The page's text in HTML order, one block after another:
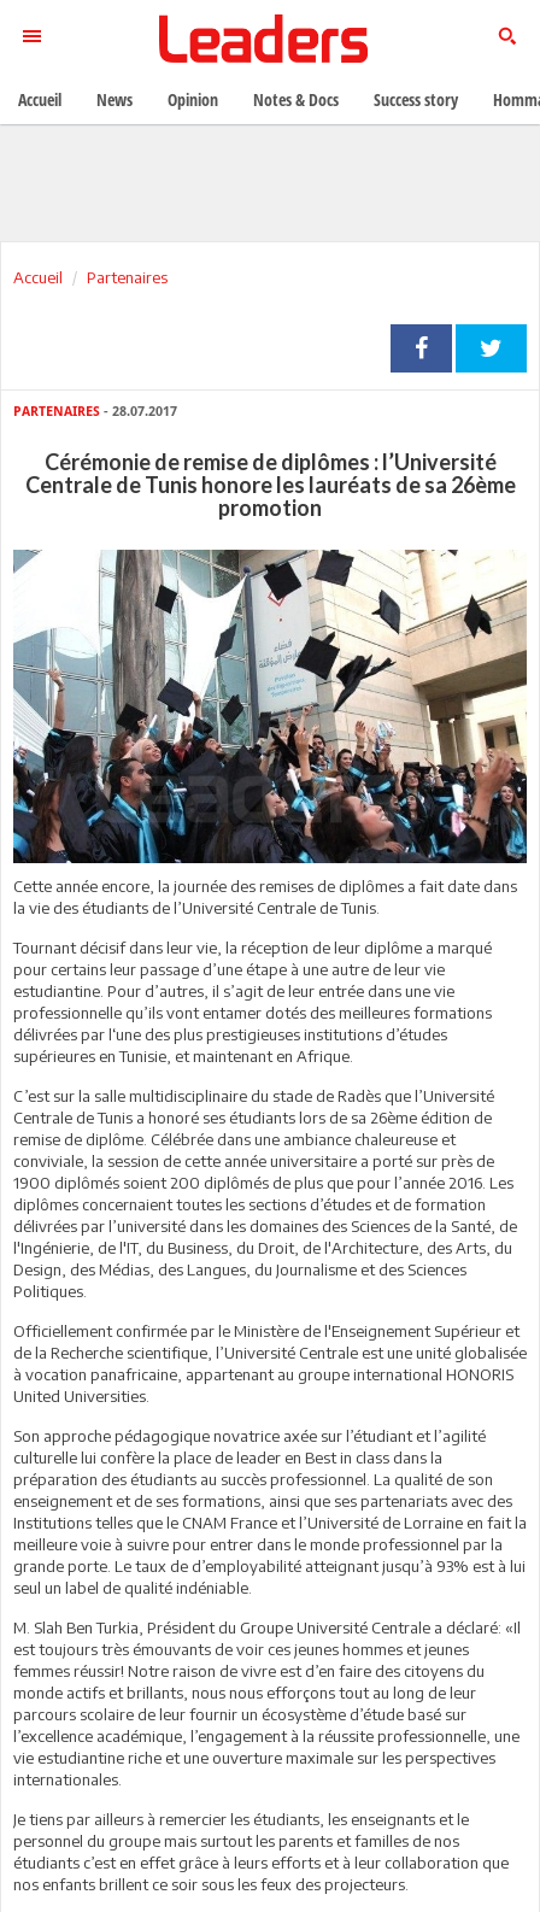
Accueil Partenaires
PARTENAIRES - 28.07.2017
Cérémonie de remise de diplômes : l’Université
Centrale de Tunis honore les lauréats de sa 26ème
promotion
Cette année encore, la journée des remises de diplômes a fait date dans
la vie des étudiants de l’Université Centrale de Tunis.
Tournant décisif dans leur vie, la réception de leur diplôme a marqué
pour certains leur passage d’une étape à une autre de leur vie
estudiantine. Pour d’autres, il s’agit de leur entrée dans une vie
professionnelle qu’ils vont entamer dotés des meilleures formations
délivrées par l‘une des plus prestigieuses institutions d’études
supérieures en Tunisie, et maintenant en Afrique.
C’est sur la salle multidisciplinaire du stade de Radès que l’Université
Centrale de Tunis a honoré ses étudiants lors de sa 26ème édition de
remise de diplôme. Célébrée dans une ambiance chaleureuse et
conviviale, la session de cette année universitaire a porté sur près de
1900 diplômés soient 200 diplômés de plus que pour l’année 2016. Les
diplômes concernaient toutes les sections d’études et de formation
délivrées par l’université dans les domaines des Sciences de la Santé, de
l'Ingénierie, de l'IT, du Business, du Droit, de l'Architecture, des Arts, du
Design, des Médias, des Langues, du Journalisme et des Sciences
Politiques.
Officiellement confirmée par le Ministère de l'Enseignement Supérieur et
de la Recherche scientifique, l’Université Centrale est une unité globalisée
à vocation panafricaine, appartenant au groupe international HONORIS
United Universities.
Son approche pédagogique novatrice axée sur l’étudiant et l’agilité
culturelle lui confère la place de leader en Best in class dans la
préparation des étudiants au succès professionnel. La qualité de son
enseignement et de ses formations, ainsi que ses partenariats avec des
Institutions telles que le CNAM France et l’Université de Lorraine en fait la
meilleure voie à suivre pour entrer dans le monde professionnel par la
grande porte. Le taux de d’employabilité atteignant jusqu’à 93% est à lui
seul un label de qualité indéniable.
M. Slah Ben Turkia, Président du Groupe Université Centrale a déclaré: «Il
est toujours très émouvants de voir ces jeunes hommes et jeunes
femmes réussir! Notre raison de vivre est d’en faire des citoyens du
monde actifs et brillants, nous nous efforçons tout au long de leur
parcours scolaire de leur fournir un écosystème d’étude basé sur
l’excellence académique, l’engagement à la réussite professionnelle, une
vie estudiantine riche et une ouverture maximale sur les perspectives
internationales.
Je tiens par ailleurs à remercier les étudiants, les enseignants et le
personnel du groupe mais surtout les parents et familles de nos
étudiants c’est en effet grâce à leurs efforts et à leur collaboration que
nos enfants brillent ce soir sous les feux des projecteurs.
Accueil News Opinion Notes & Docs Success story